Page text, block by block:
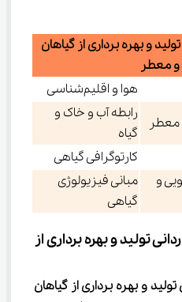
و ﺑﻬﺮه ﺑﺮداری از گیاﻫﺎن
و ﻣﻌﻄﺮ
هوا و اقلیم‌شناسی
معطر
رابطه آب و خاک و
گیاه
کارتوگرافی گیاهی
و
مبانی فیزیولوژی
گیاهی
تولید و بهره برداری از
ﺗﻮلید و ﺑﻬﺮه ﺑﺮداری از گیاﻫﺎن